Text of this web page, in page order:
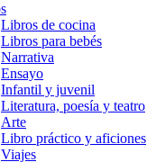
Libros de cocina
Libros para bebés
Narrativa
Ensayo
Infantil y juvenil
Literatura, poesía y teatro
Arte
Libro práctico y aficiones
Viajes